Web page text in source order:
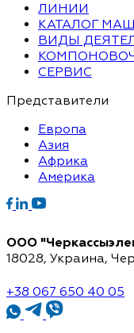
ЛИНИИ
КАТАЛОГ
ВИДЫ
СЕРВИС
Представители
Европа
Азия
Африка
Америка
ООО
18028, Украина,
+38 067 650 40 05